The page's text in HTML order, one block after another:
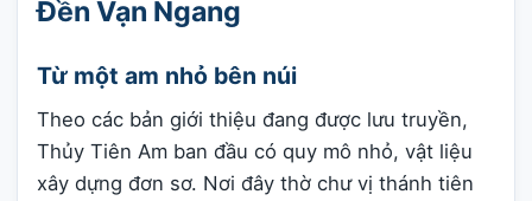
Đền Vạn Ngang
Từ một am nhỏ bên núi
Theo các bản giới thiệu đang được lưu truyền,
Thủy Tiên Am ban đầu có quy mô nhỏ, vật liệu
xây dựng đơn sơ. Nơi đây thờ chư vị thánh tiên